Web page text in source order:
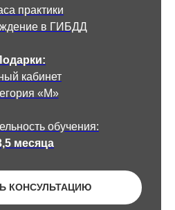
практики
в ГИБДД
кабинет
«М»
обучения:
месяца
КОНСУЛЬТАЦИЮ